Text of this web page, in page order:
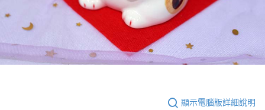
顯示電腦版詳細說明